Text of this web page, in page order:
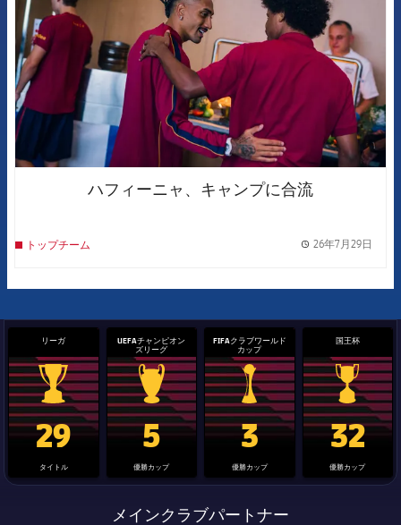
ハフィーニャ、キャンプに合流
トップチーム 26年7月29日
リーガ
La Liga trophy
29
タイトル
UEFAチャンピオン
ズリーグ
Champions League trophy
5
優勝カップ
FIFAクラブワールド
カップ
label.aria.clubworldcup
3
優勝カップ
国王杯
国王杯
32
優勝カップ
メインクラブパートナー